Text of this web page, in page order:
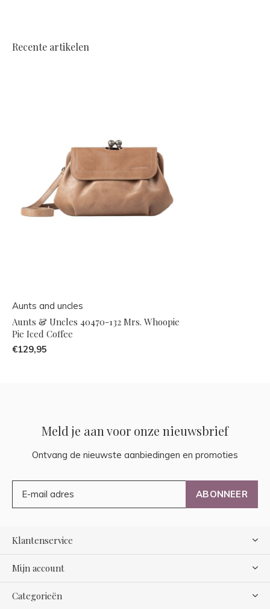
Recente artikelen
Aunts and uncles
Aunts & Uncles 40470-132 Mrs. Whoopie
Pie Iced Coffee
€129,95
Meld je aan voor onze nieuwsbrief
Ontvang de nieuwste aanbiedingen en promoties
ABONNEER
Klantenservice
Mijn account
Categorieën